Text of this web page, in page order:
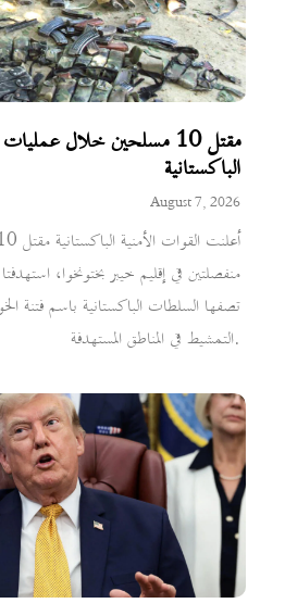
مقتل 10 مسلحين خلال
الباكستانية
August 7, 2026
منفصلتين في إقليم خيبر بختونخوا،
تصفها السلطات الباكستانية باسم فتنة
التمشيط في المناطق المستهدفة.